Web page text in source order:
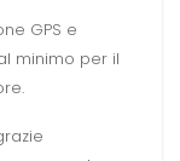
GPS e
minimo per il